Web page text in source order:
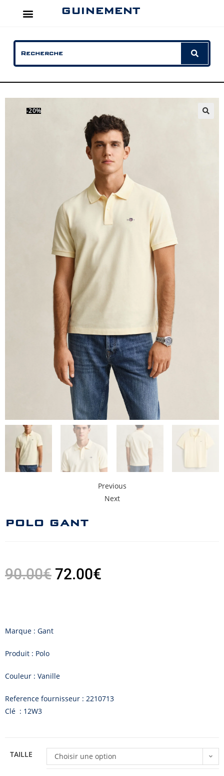
GUINEMENT
-20%
Previous
Next
POLO GANT
90.00€ 72.00€
Marque : Gant
Produit : Polo
Couleur : Vanille
Reference fournisseur : 2210713
Clé : 12W3
TAILLE Choisir une option